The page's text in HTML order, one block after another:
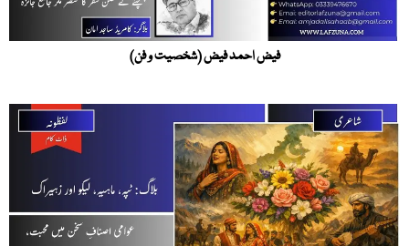
فیض احمد فیض (شخصیت و فن)